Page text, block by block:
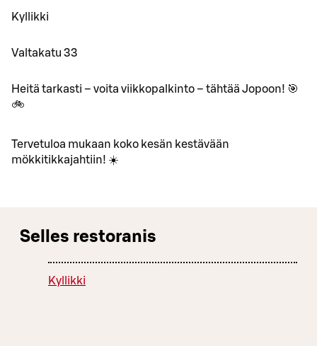
Kyllikki
Valtakatu 33
Heitä tarkasti – voita viikkopalkinto – tähtää Jopoon! 🎯
🚲
Tervetuloa mukaan koko kesän kestävään
mökkitikkajahtiin! ☀️
Selles restoranis
Kyllikki